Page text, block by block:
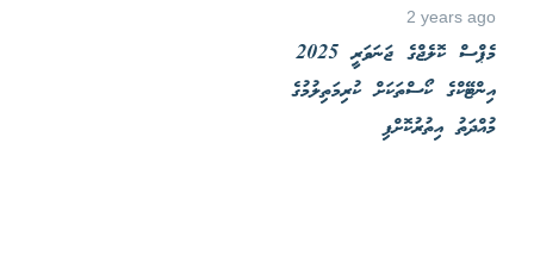
2 years ago
މެޕްސް ކޮލެޖްގެ ޖަނަވަރީ 2025
އިންޓޭކްގެ ކޯސްތަކަށް ކުރިމަތިލުމުގެ
މުއްދަތު އިތުރުކޮށްފި